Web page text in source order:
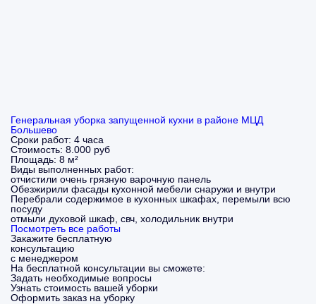
Генеральная уборка запущенной кухни в районе МЦД
Большево
Сроки работ: 4 часа
Стоимость: 8.000 руб
Площадь: 8 м²
Виды выполненных работ:
отчистили очень грязную варочную панель
Обезжирили фасады кухонной мебели снаружи и внутри
Перебрали содержимое в кухонных шкафах, перемыли всю
посуду
отмыли духовой шкаф, свч, холодильник внутри
Посмотреть все работы
Закажите бесплатную
консультацию
с менеджером
На бесплатной консультации вы сможете:
Задать необходимые вопросы
Узнать стоимость вашей уборки
Оформить заказ на уборку